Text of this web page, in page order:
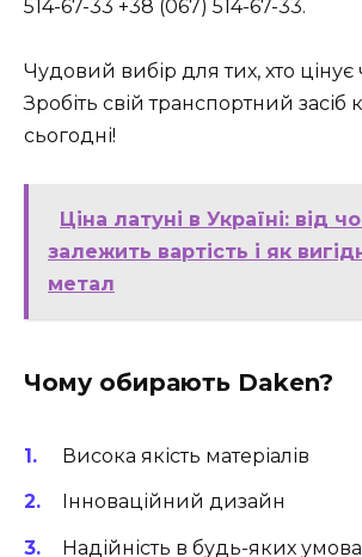
514-67-33 +38 (067) 514-67-33.
Чудовий вибір для тих, хто цінує
Зробіть свій транспортний
сьогодні!
Ціна латуні в Україні: від
залежить вартість і як
метал
Чому обирають Daken?
Висока якість матеріалів
Інноваційний дизайн
Надійність в будь-яких